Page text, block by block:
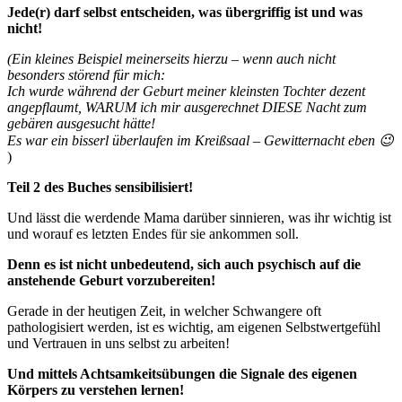
Jede(r) darf selbst entscheiden, was übergriffig ist und was
nicht!
(Ein kleines Beispiel meinerseits hierzu – wenn auch nicht
besonders störend für mich:
Ich wurde während der Geburt meiner kleinsten Tochter dezent
angepflaumt, WARUM ich mir ausgerechnet DIESE Nacht zum
gebären ausgesucht hätte!
Es war ein bisserl überlaufen im Kreißsaal – Gewitternacht eben 😉
)
Teil 2 des Buches sensibilisiert!
Und lässt die werdende Mama darüber sinnieren, was ihr wichtig ist
und worauf es letzten Endes für sie ankommen soll.
Denn es ist nicht unbedeutend, sich auch psychisch auf die
anstehende Geburt vorzubereiten!
Gerade in der heutigen Zeit, in welcher Schwangere oft
pathologisiert werden, ist es wichtig, am eigenen Selbstwertgefühl
und Vertrauen in uns selbst zu arbeiten!
Und mittels Achtsamkeitsübungen die Signale des eigenen
Körpers zu verstehen lernen!